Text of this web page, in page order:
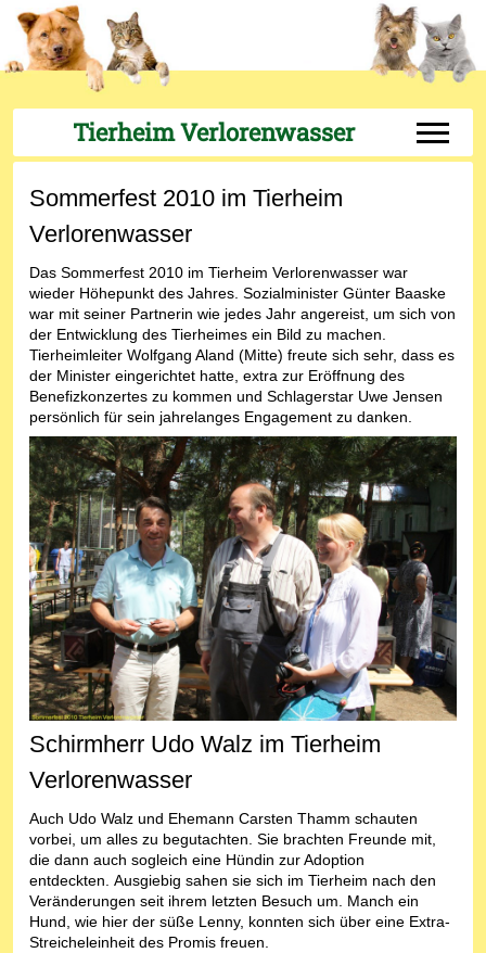
Tierheim Verlorenwasser Off-
Sommerfest 2010 im Tierheim
Verlorenwasser
Das Sommerfest 2010 im Tierheim Verlorenwasser war
wieder Höhepunkt des Jahres. Sozialminister Günter Baaske
war mit seiner Partnerin wie jedes Jahr angereist, um sich von
der Entwicklung des Tierheimes ein Bild zu machen.
Tierheimleiter Wolfgang Aland (Mitte) freute sich sehr, dass es
der Minister eingerichtet hatte, extra zur Eröffnung des
Benefizkonzertes zu kommen und Schlagerstar Uwe Jensen
persönlich für sein jahrelanges Engagement zu danken.
Schirmherr Udo Walz im Tierheim
Verlorenwasser
Auch Udo Walz und Ehemann Carsten Thamm schauten
vorbei, um alles zu begutachten. Sie brachten Freunde mit,
die dann auch sogleich eine Hündin zur Adoption
entdeckten. Ausgiebig sahen sie sich im Tierheim nach den
Veränderungen seit ihrem letzten Besuch um. Manch ein
Hund, wie hier der süße Lenny, konnten sich über eine Extra-
Streicheleinheit des Promis freuen.